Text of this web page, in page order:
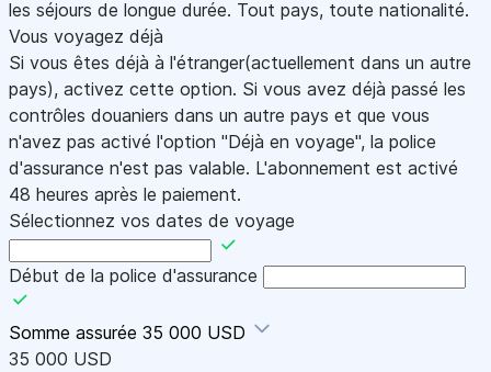
les séjours de longue durée. Tout pays, toute nationalité.
Vous voyagez déjà
Si vous êtes déjà à l'étranger(actuellement dans un autre
pays), activez cette option. Si vous avez déjà passé les
contrôles douaniers dans un autre pays et que vous
n'avez pas activé l'option "Déjà en voyage", la police
d'assurance n'est pas valable. L'abonnement est activé
48 heures après le paiement.
Sélectionnez vos dates de voyage
Début de la police d'assurance
Somme assurée 35 000 USD
35 000 USD